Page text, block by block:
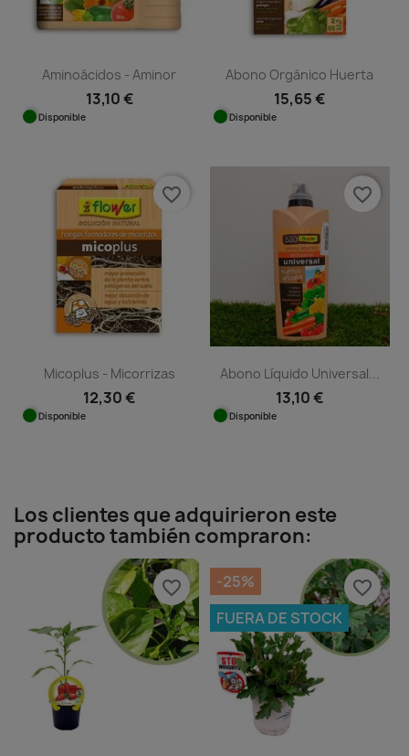
Aminoácidos - Aminor
13,10 €
Disponible
Abono Orgánico Huerta
15,65 €
Disponible
Micoplus - Micorrizas
12,30 €
Disponible
favorite_border
Abono Líquido Universal...
13,10 €
Disponible
favorite_border
Los clientes que adquirieron este
producto también compraron:
favorite_border
-25%
FUERA DE STOCK
favorite_border